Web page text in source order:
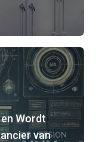
Wordt
van